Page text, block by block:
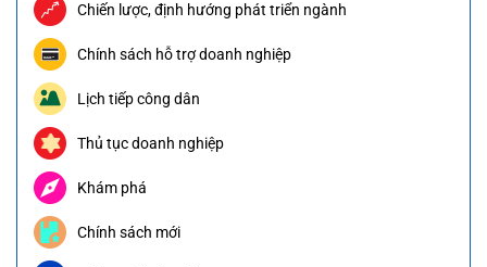
Chiến lược, định hướng phát triển ngành
Chính sách hỗ trợ doanh nghiệp
Lịch tiếp công dân
Thủ tục doanh nghiệp
Khám phá
Chính sách mới